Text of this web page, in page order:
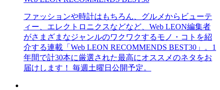
ファッションや時計はもちろん、グルメからビューテ
ィー、エレクトロニクスなどなど、Web LEON編集者
がさまざまなジャンルのワクワクするモノ・コトを紹
介する連載「Web LEON RECOMMENDS BEST30」。1
年間で計30本に厳選された最高にオススメのネタをお
届けします！ 毎週土曜日公開予定。